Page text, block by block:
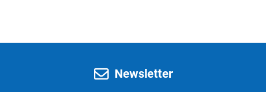
Newsletter